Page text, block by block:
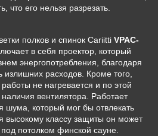
что его нельзя разрезать.
полков и спинок Cariitti VPAC-
в себя проектор, который
энергопотребления, благодаря
расходов. Кроме того,
не нагревается и по этой
вентилятора. Работает
шума, который мог бы отвлекать
высокому классу защиты он может
потолком финской сауне.